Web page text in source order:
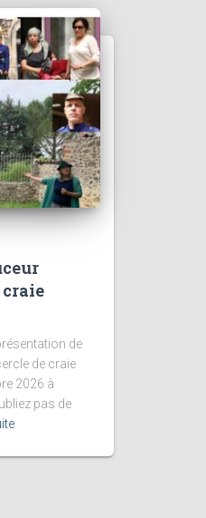
craie
de
de craie
2026 à
pas de